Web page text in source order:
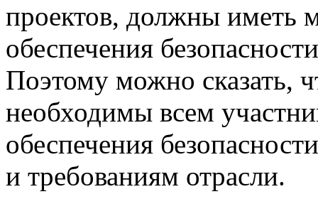
проектов, должны иметь
обеспечения
Поэтому можно сказать,
необходимы всем
обеспечения
и требованиям отрасли.